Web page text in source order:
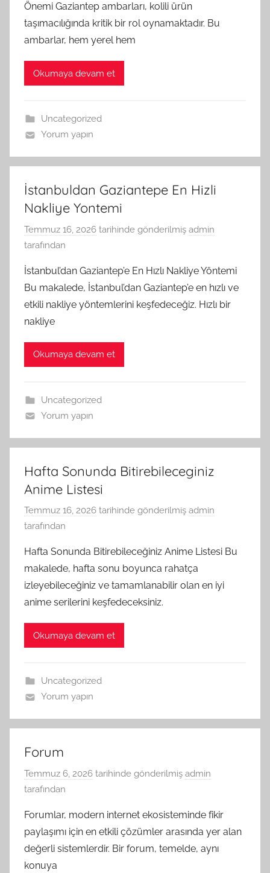
Önemi Gaziantep ambarları, kolili ürün
taşımacılığında kritik bir rol oynamaktadır. Bu
ambarlar, hem yerel hem
Okumaya devam et
Uncategorized
Yorum yapın
İstanbuldan Gaziantepe En Hizli
Nakliye Yontemi
Temmuz 16, 2026 tarihinde gönderilmiş admin
tarafından
İstanbul’dan Gaziantep’e En Hızlı Nakliye Yöntemi
Bu makalede, İstanbul’dan Gaziantep’e en hızlı ve
etkili nakliye yöntemlerini keşfedeceğiz. Hızlı bir
nakliye
Okumaya devam et
Uncategorized
Yorum yapın
Hafta Sonunda Bitirebileceginiz
Anime Listesi
Temmuz 16, 2026 tarihinde gönderilmiş admin
tarafından
Hafta Sonunda Bitirebileceğiniz Anime Listesi Bu
makalede, hafta sonu boyunca rahatça
izleyebileceğiniz ve tamamlanabilir olan en iyi
anime serilerini keşfedeceksiniz.
Okumaya devam et
Uncategorized
Yorum yapın
Forum
Temmuz 6, 2026 tarihinde gönderilmiş admin
tarafından
Forumlar, modern internet ekosisteminde fikir
paylaşımı için en etkili çözümler arasında yer alan
değerli sistemlerdir. Bir forum, temelde, aynı
konuya